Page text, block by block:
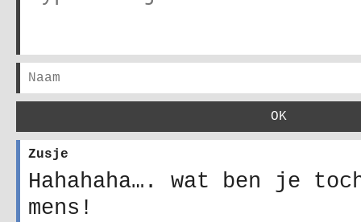
Zusje
Hahahaha…. wat ben je
mens!